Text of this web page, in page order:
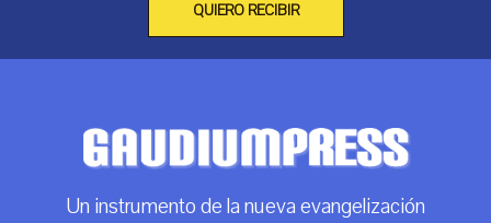
QUIERO RECIBIR
Un instrumento de la nueva evangelización